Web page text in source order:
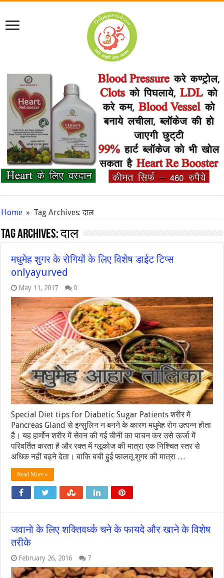
Home » Tag Archives: दाल
Tag Archives:दाल
मधुमेह शुगर के रोगियों के लिए विशेष डाईट टिप्स
onlyayurved
May 11, 2017 0
Special Diet tips for Diabetic Sugar Patients शरीर में
Pancreas Gland से इन्सुलिन न बनने के कारण मधुमेह रोग उत्पन्न होता
है। यह हार्मोन शरीर में सेवन की गई चीनी का पाचन कर उसे ऊर्जा में
परिवर्तित करता है और रक्त में ग्लूकोज की मात्रा एक निश्चित स्तर से
अधिक नहीं बढ़ने देता। बाकि बची हुई फालतू शुगर की मात्रा …
Read More »
जवानो के लिए शक्तिवर्ध्क चने के फायदे और खाने के विशेष
तरीके
February 26, 2016 7